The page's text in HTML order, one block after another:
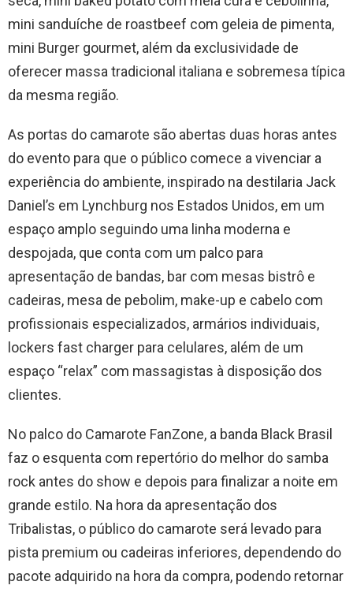
mini sanduíche de roastbeef com geleia de pimenta,
mini Burger gourmet, além da exclusividade de
oferecer massa tradicional italiana e sobremesa típica
da mesma região.
As portas do camarote são abertas duas horas antes
do evento para que o público comece a vivenciar a
experiência do ambiente, inspirado na destilaria Jack
Daniel’s em Lynchburg nos Estados Unidos, em um
espaço amplo seguindo uma linha moderna e
despojada, que conta com um palco para
apresentação de bandas, bar com mesas bistrô e
cadeiras, mesa de pebolim, make-up e cabelo com
profissionais especializados, armários individuais,
lockers fast charger para celulares, além de um
espaço “relax” com massagistas à disposição dos
clientes.
No palco do Camarote FanZone, a banda Black Brasil
faz o esquenta com repertório do melhor do samba
rock antes do show e depois para finalizar a noite em
grande estilo. Na hora da apresentação dos
Tribalistas, o público do camarote será levado para
pista premium ou cadeiras inferiores, dependendo do
pacote adquirido na hora da compra, podendo retornar